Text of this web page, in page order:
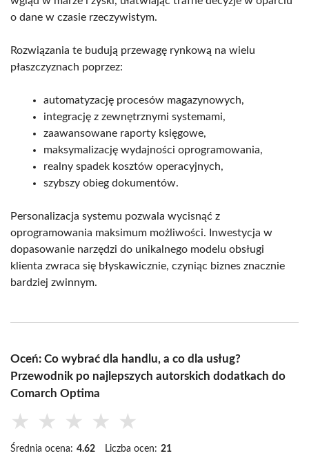
o dane w czasie rzeczywistym.
Rozwiązania te budują przewagę rynkową na wielu
płaszczyznach poprzez:
automatyzację procesów magazynowych,
integrację z zewnętrznymi systemami,
zaawansowane raporty księgowe,
maksymalizację wydajności oprogramowania,
realny spadek kosztów operacyjnych,
szybszy obieg dokumentów.
Personalizacja systemu pozwala wycisnąć z
oprogramowania maksimum możliwości. Inwestycja w
dopasowanie narzędzi do unikalnego modelu obsługi
klienta zwraca się błyskawicznie, czyniąc biznes znacznie
bardziej zwinnym.
Oceń: Co wybrać dla handlu, a co dla usług?
Przewodnik po najlepszych autorskich dodatkach do
Comarch Optima
★ ★ ★ ★ ★
Średnia ocena: 4.62 Liczba ocen: 21